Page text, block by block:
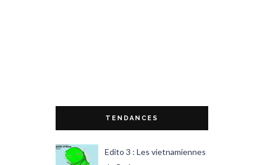
TENDANCES
Edito 3 : Les vietnamiennes